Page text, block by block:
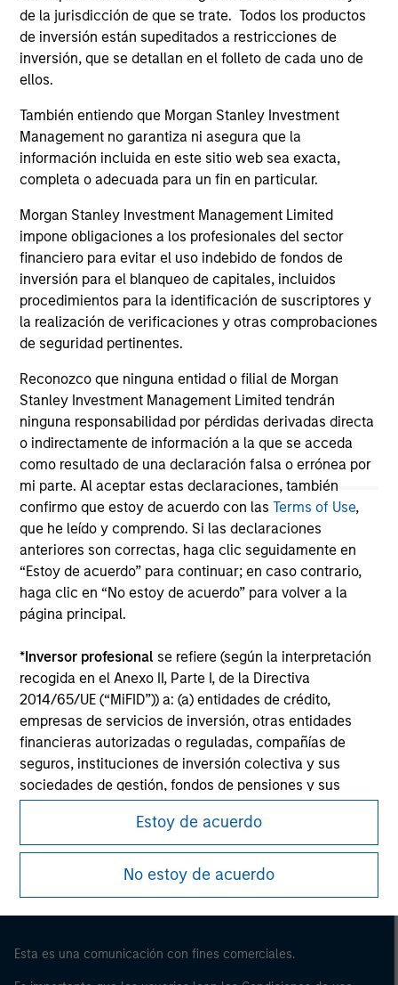
de la jurisdicción de que se trate. Todos los productos
de inversión están supeditados a restricciones de
inversión, que se detallan en el folleto de cada uno de
ellos.
También entiendo que Morgan Stanley Investment
Management no garantiza ni asegura que la
información incluida en este sitio web sea exacta,
completa o adecuada para un fin en particular.
Morgan Stanley Investment Management Limited
impone obligaciones a los profesionales del sector
financiero para evitar el uso indebido de fondos de
inversión para el blanqueo de capitales, incluidos
procedimientos para la identificación de suscriptores y
la realización de verificaciones y otras comprobaciones
de seguridad pertinentes.
Reconozco que ninguna entidad o filial de Morgan
Stanley Investment Management Limited tendrán
ninguna responsabilidad por pérdidas derivadas directa
o indirectamente de información a la que se acceda
como resultado de una declaración falsa o errónea por
mi parte. Al aceptar estas declaraciones, también
confirmo que estoy de acuerdo con lasTerms of Use,
que he leído y comprendo. Si las declaraciones
anteriores son correctas, haga clic seguidamente en
“Estoy de acuerdo” para continuar; en caso contrario,
haga clic en “No estoy de acuerdo” para volver a la
página principal.
*Inversor profesional se refiere (según la interpretación
recogida en el Anexo II, Parte I, de la Directiva
2014/65/UE (“MiFID”)) a: (a) entidades de crédito,
empresas de servicios de inversión, otras entidades
financieras autorizadas o reguladas, compañías de
seguros, instituciones de inversión colectiva y sus
sociedades de gestión, fondos de pensiones y sus
sociedades de gestión, operadores en materias primas
y en derivados de materias primas u otros inversores
institucionales, en cada caso que deban estar
autorizados o regulados para operar en mercados
individual, cumplan dos de los siguientes requisitos de
EUR, (ii) volumen de negocios neto: 40.000.000 EUR o
(iii) fondos propios: 2.000.000 EUR, que intervengan por
Estoy de acuerdo
No estoy de acuerdo
and investment considerations shaping the
asset class.
04-AGO-2026
May not represent all Team Members.
The information on this page is for informational
purposes only. The information contained herein does
not constitute and should not be construed as an
solicitation of an offer to buy any securities in any
jurisdiction in which such offer or solicitation,
purchase or sale would be unlawful under the
securities, insurance or other laws of such jurisdiction.
All investing involves risks, including a loss of principal.
Please refer to the strategy detail page for important
information on the strategy, including additional risk
considerations.
Morgan Stanley
Morgan Stanley Careers
Esta es una comunicación con fines comerciales.